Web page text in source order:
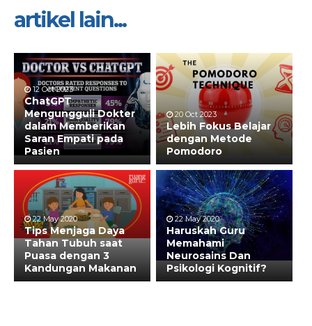
artikel lain...
12 Oct 2023
ChatGPT
Mengungguli Dokter
dalam Memberikan
Saran Empati pada
Pasien
20 Oct 2023
Lebih Fokus Belajar
dengan Metode
Pomodoro
22 May 2020
Tips Menjaga Daya
Tahan Tubuh saat
Puasa dengan 3
Kandungan Makanan
22 May 2020
Haruskah Guru
Memahami
Neurosains Dan
Psikologi Kognitif?